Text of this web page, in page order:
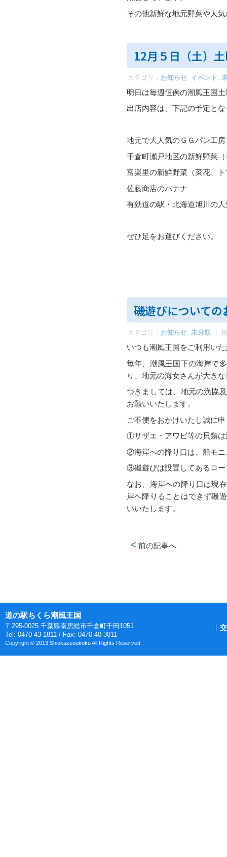
その他新鮮な地元野菜や人
12月５日（土）
カテゴリ： お知らせ イベント
明日は毎週恒例の潮風王国
出店内容は、下記の予定と
地元で大人気のＧＧパン工房
千倉町瀬戸地区の新鮮野菜
富楽里の新鮮野菜（菜花、
佐藤商店のバナナ
有効道の駅・北海道旭川の
ぜひ足をお運びください。
磯遊びについての
カテゴリ： お知らせ, 未分類 ｜
いつも潮風王国をご利用い
毎年、潮風王国下の海岸で
り、地元の海女さんが大き
つきましては、地元の漁協
お願いいたします。
ご不便をおかけいたし誠に
①サザエ・アワビ等の貝類は
②海岸への降り口は、船モ
③磯遊びは設置してあるロ
なお、海岸への降り口は現
岸へ降りることはできず磯
いいたします。
前の記事へ
道の駅ちくら潮風王国
〒295-0025 千葉県南房総市千倉町千田1051
Tel: 0470-43-1811 / Fax: 0470-40-3011
Copyright © 2013 Shiokazeoukoku All Rights Reserved.